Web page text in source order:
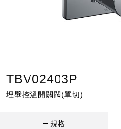
TBV02403P
埋壁控溫開關閥(單切)
規格